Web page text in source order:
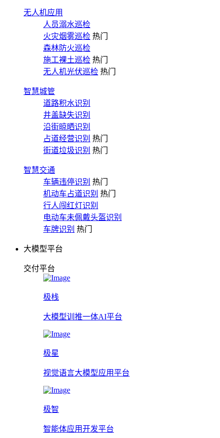
无人机应用
人员溺水巡检
火灾烟雾巡检 热门
森林防火巡检
施工裸土巡检 热门
无人机光伏巡检 热门
智慧城管
道路积水识别
井盖缺失识别
沿街晾晒识别
占道经营识别 热门
街道垃圾识别 热门
智慧交通
车辆违停识别 热门
机动车占道识别 热门
行人闯红灯识别
电动车未佩戴头盔识别
车牌识别 热门
大模型平台
交付平台
极栈
大模型训推一体AI平台
极星
视觉语言大模型应用平台
极智
智能体应用开发平台